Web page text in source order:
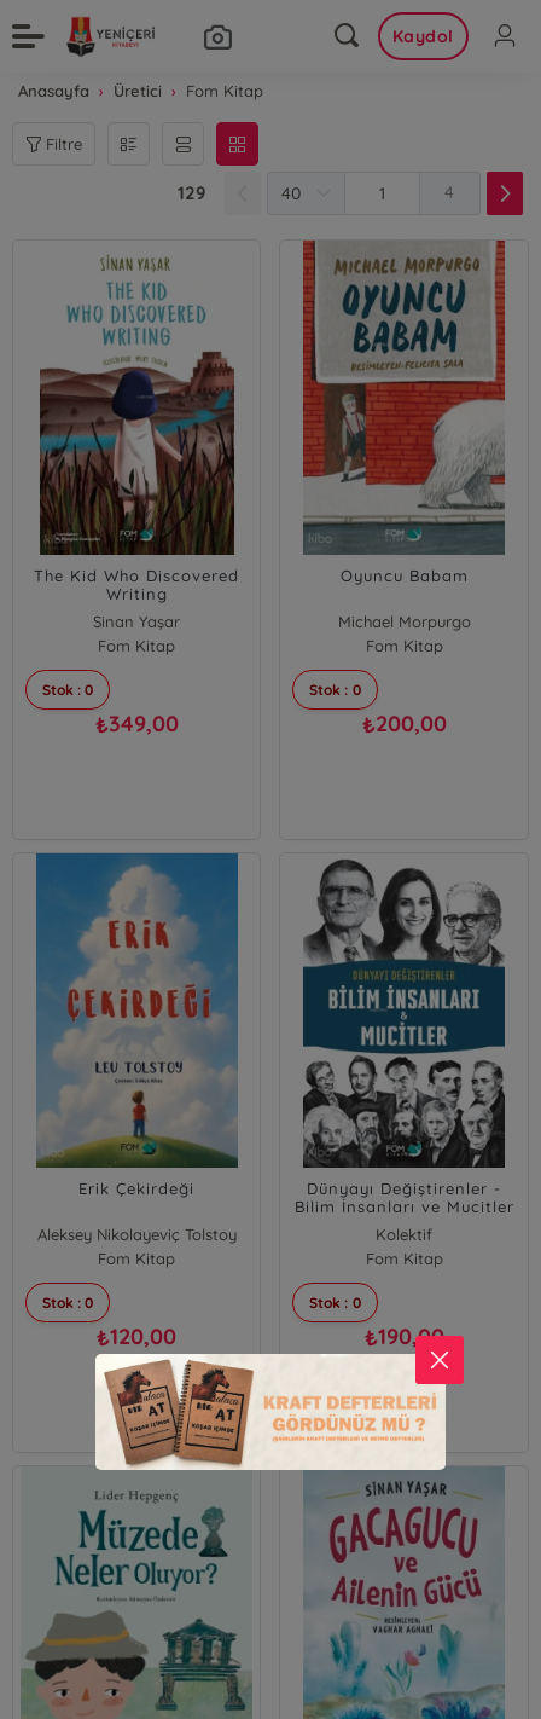
Kaydol
Anasayfa Üretici Fom Kitap
Filtre
129 4
The Kid Who Discovered
Writing
Sinan Yaşar
Fom Kitap
Stok : 0
₺349,00
Oyuncu Babam
Michael Morpurgo
Fom Kitap
Stok : 0
₺200,00
Erik Çekirdeği
Aleksey Nikolayeviç Tolstoy
Fom Kitap
Stok : 0
₺120,00
Dünyayı Değiştirenler -
Bilim İnsanları ve Mucitler
Kolektif
Fom Kitap
Stok : 0
₺190,00